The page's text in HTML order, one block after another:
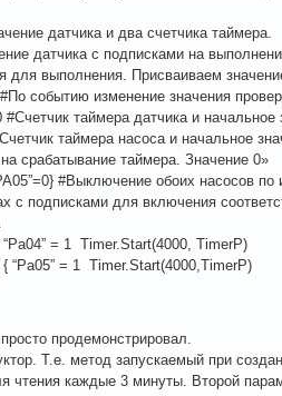
датчика и два счетчика таймера.
датчика с подписками на
для выполнения. Присваиваем
событию изменение значения
#Счетчик таймера датчика и
таймера насоса и начальное
таймера. Значение 0»
#Выключение обоих насосов по
с подписками для включения
= 1 Timer.Start(4000, TimerP)
“Pa05” = 1 Timer.Start(4000,TimerP)
продемонстрировал.
Т.е. метод запускаемый при
чтения каждые 3 минуты. Второй